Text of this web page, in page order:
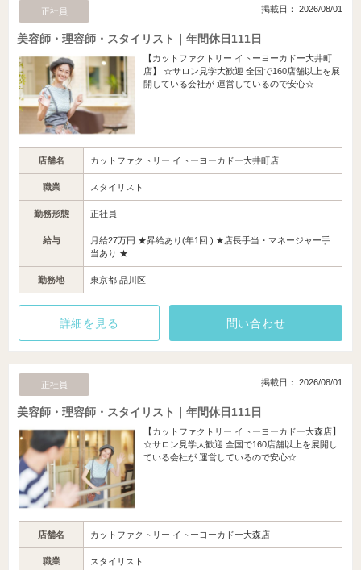
正社員 掲載日： 2026/08/01
美容師・理容師・スタイリスト｜年間休日111日
【カットファクトリー イトーヨーカドー大井町
店】 ☆サロン見学大歓迎 全国で160店舗以上を展
開している会社が 運営しているので安心☆
店舗名 カットファクトリー イトーヨーカドー大井町店
職業 スタイリスト
勤務形態 正社員
給与
月給27万円 ★昇給あり(年1回 ) ★店長手当・マネージャー手
当あり ★…
勤務地 東京都 品川区
詳細を見る 問い合わせ
正社員 掲載日： 2026/08/01
美容師・理容師・スタイリスト｜年間休日111日
【カットファクトリー イトーヨーカドー大森店】
☆サロン見学大歓迎 全国で160店舗以上を展開し
ている会社が 運営しているので安心☆
店舗名 カットファクトリー イトーヨーカドー大森店
職業 スタイリスト